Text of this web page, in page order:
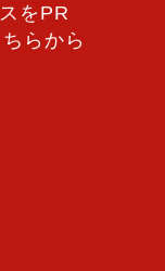
をPR
らから